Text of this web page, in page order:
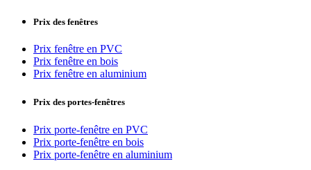
Prix des fenêtres
Prix fenêtre en PVC
Prix fenêtre en bois
Prix fenêtre en aluminium
Prix des portes-fenêtres
Prix porte-fenêtre en PVC
Prix porte-fenêtre en bois
Prix porte-fenêtre en aluminium